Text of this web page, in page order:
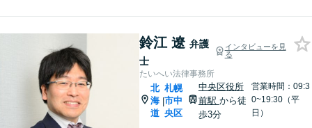
鈴江 遼 弁護
士
インタビューを見
る
たいへい法律事務所
北
海
道
|
札幌
市中
央区
中央区役所
前駅 から徒
歩3分
営業時間：09:3
0~19:30（平
日）